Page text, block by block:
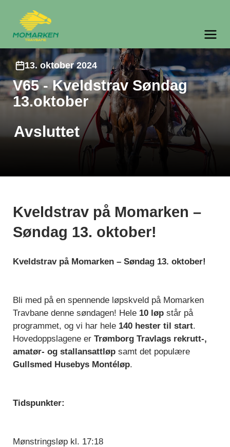
13. oktober 2024
V65 - Kveldstrav Søndag
13.oktober
Avsluttet
Kveldstrav på Momarken –
Søndag 13. oktober!
Kveldstrav på Momarken – Søndag 13. oktober!
Bli med på en spennende løpskveld på Momarken
Travbane denne søndagen! Hele 10 løp står på
programmet, og vi har hele 140 hester til start.
Hovedoppslagene er Trømborg Travlags rekrutt-,
amatør- og stallansattløp samt det populære
Gullsmed Husebys Montéløp.
Tidspunkter:
Mønstringsløp kl. 17:18